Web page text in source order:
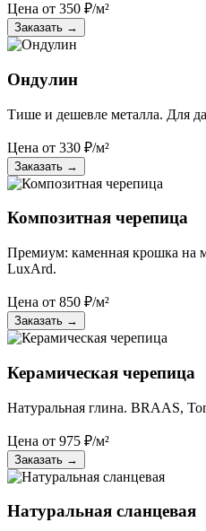
Цена от 350 ₽/м²
Заказать →
Ондулин
Тише и дешевле металла. Для
Цена от 330 ₽/м²
Заказать →
Композитная черепица
Премиум: каменная крошка на
LuxArd.
Цена от 850 ₽/м²
Заказать →
Керамическая черепица
Натуральная глина. BRAAS,
Цена от 975 ₽/м²
Заказать →
Натуральная сланцевая